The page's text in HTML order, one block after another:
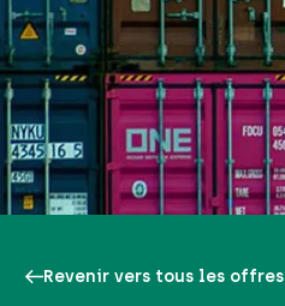
Revenir vers tous les offres